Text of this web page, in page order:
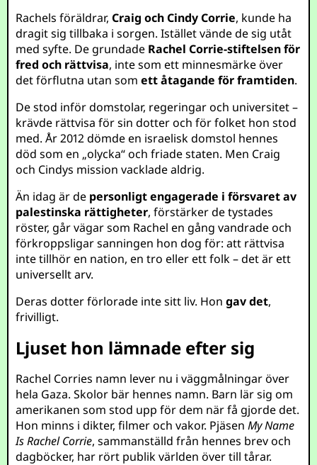
Rachels föräldrar,Craig och Cindy Corrie, kunde ha
dragit sig tillbaka i sorgen. Istället vände de sig utåt
med syfte. De grundade Rachel Corrie-stiftelsen för
fred och rättvisa, inte som ett minnesmärke över
det förflutna utan somett åtagande för framtiden.
De stod inför domstolar, regeringar och universitet –
krävde rättvisa för sin dotter och för folket hon stod
med. År 2012 dömde en israelisk domstol hennes
död som en „olycka“ och friade staten. Men Craig
och Cindys mission vacklade aldrig.
Än idag är de personligt engagerade i försvaret av
palestinska rättigheter, förstärker de tystades
röster, går vägar som Rachel en gång vandrade och
förkroppsligar sanningen hon dog för: att rättvisa
inte tillhör en nation, en tro eller ett folk – det är ett
universellt arv.
Deras dotter förlorade inte sitt liv. Hongav det,
frivilligt.
Ljuset hon lämnade efter sig
Rachel Corries namn lever nu i väggmålningar över
hela Gaza. Skolor bär hennes namn. Barn lär sig om
amerikanen som stod upp för dem när få gjorde det.
Hon minns i dikter, filmer och vakor. PjäsenMy Name
Is Rachel Corrie, sammanställd från hennes brev och
dagböcker, har rört publik världen över till tårar.